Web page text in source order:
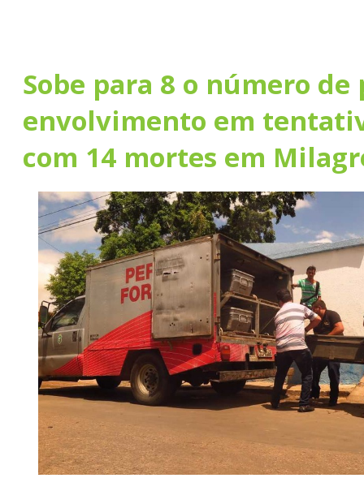
Sobe para 8 o número de
envolvimento em
com 14 mortes em